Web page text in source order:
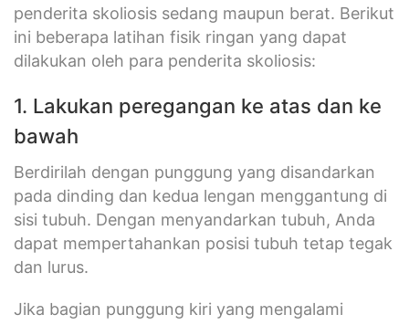
penderita skoliosis sedang maupun berat. Berikut
ini beberapa latihan fisik ringan yang dapat
dilakukan oleh para penderita skoliosis:
1. Lakukan peregangan ke atas dan ke
bawah
Berdirilah dengan punggung yang disandarkan
pada dinding dan kedua lengan menggantung di
sisi tubuh. Dengan menyandarkan tubuh, Anda
dapat mempertahankan posisi tubuh tetap tegak
dan lurus.
Jika bagian punggung kiri yang mengalami